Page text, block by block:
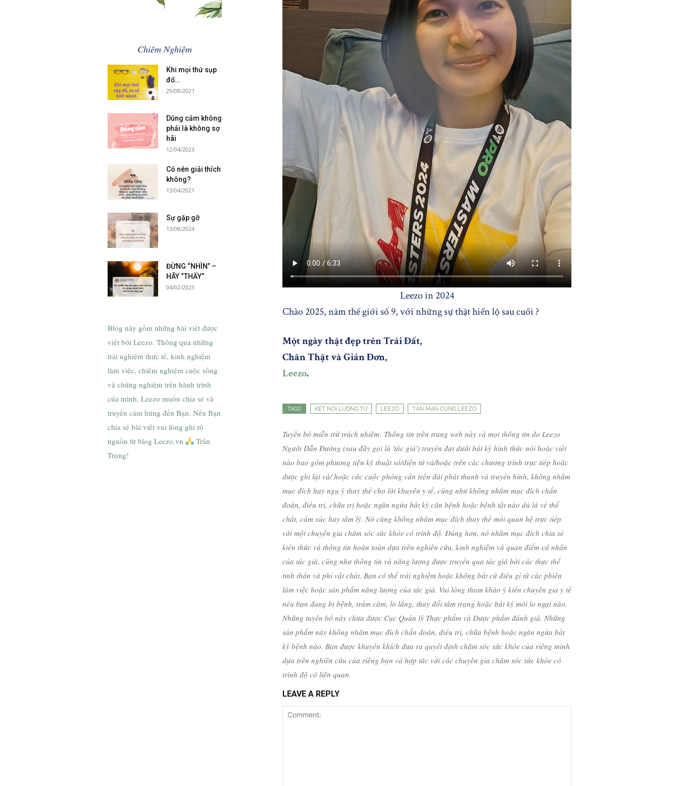
Chiêm Nghiệm
Khi mọi thứ sụp
đổ…
29/08/2021
Dũng cảm không
phải là không sợ
hãi
12/04/2023
Có nên giải thích
không?
13/04/2021
Sự gặp gỡ
13/08/2024
ĐỪNG “NHÌN” –
HÃY “THẤY”
04/02/2023
Blog này gồm những bài viết được
viết bởi Leezo. Thông qua những
trải nghiệm thực tế, kinh nghiệm
làm việc, chiêm nghiệm cuộc sống
và chứng nghiệm trên hành trình
của mình, Leezo muốn chia sẻ và
truyền cảm hứng đến Bạn. Nếu Bạn
chia sẻ bài viết vui lòng ghi rõ
nguồn từ blog Leezo.vn
Trân
Trọng!
Leezo in 2024
Chào 2025, năm thế giới số 9, với những sự thật hiển lộ sau cuối ?
Một ngày thật đẹp trên Trái Đất,
Chân Thật và Giản Đơn,
Leezo.
TAGS KẾT NỐI LƯỢNG TỬ LEEZO TẢN MẠN CÙNG LEEZO
Tuyên bố miễn trừ trách nhiệm: Thông tin trên trang web này và mọi thông tin do Leezo
Người Dẫn Đường (sau đây gọi là 'tác giả') truyền đạt dưới bất kỳ hình thức nói hoặc viết
nào bao gồm phương tiện kỹ thuật số/điện tử và/hoặc trên các chương trình trực tiếp hoặc
được ghi lại và/ hoặc các cuộc phỏng vấn trên đài phát thanh và truyền hình, không nhằm
mục đích hay ngụ ý thay thế cho lời khuyên y tế, cũng như không nhằm mục đích chẩn
đoán, điều trị, chữa trị hoặc ngăn ngừa bất kỳ căn bệnh hoặc bệnh tật nào dù là về thể
chất, cảm xúc hay tâm lý. Nó cũng không nhằm mục đích thay thế mối quan hệ trực tiếp
với một chuyên gia chăm sóc sức khỏe có trình độ. Đúng hơn, nó nhằm mục đích chia sẻ
kiến ​​thức và thông tin hoàn toàn dựa trên nghiên cứu, kinh nghiệm và quan điểm cá nhân
của tác giả, cũng như thông tin và năng lượng được truyền qua tác giả bởi các thực thể
tinh thần và phi vật chất. Bạn có thể trải nghiệm hoặc không bất cứ điều gì từ các phiên
làm việc hoặc sản phẩm năng lượng của tác giả. Vui lòng tham khảo ý kiến ​​chuyên gia y tế
nếu bạn đang bị bệnh, trầm cảm, lo lắng, thay đổi tâm trạng hoặc bất kỳ mối lo ngại nào.
Những tuyên bố này chưa được Cục Quản lý Thực phẩm và Dược phẩm đánh giá. Những
sản phẩm này không nhằm mục đích chẩn đoán, điều trị, chữa bệnh hoặc ngăn ngừa bất
kỳ bệnh nào. Bạn được khuyến khích đưa ra quyết định chăm sóc sức khỏe của riêng mình
dựa trên nghiên cứu của riêng bạn và hợp tác với các chuyên gia chăm sóc sức khỏe có
trình độ có liên quan.
LEAVE A REPLY